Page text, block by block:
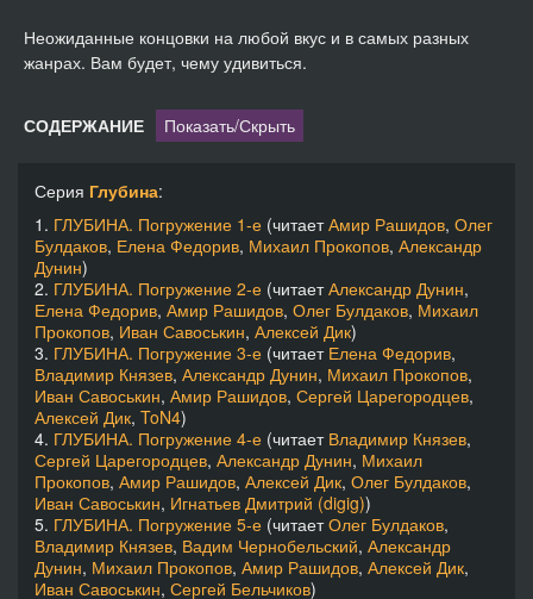
Неожиданные концовки на любой вкус и в самых разных
жанрах. Вам будет, чему удивиться.
СОДЕРЖАНИЕ Показать/Скрыть
Серия Глубина:
1. ГЛУБИНА. Погружение 1-е (читаетАмир Рашидов, Олег
Булдаков, Елена Федорив, Михаил Прокопов, Александр
Дунин)
2. ГЛУБИНА. Погружение 2-е (читаетАлександр Дунин,
Елена Федорив, Амир Рашидов, Олег Булдаков, Михаил
Прокопов, Иван Савоськин, Алексей Дик)
3. ГЛУБИНА. Погружение 3-е (читает Елена Федорив,
Владимир Князев, Александр Дунин, Михаил Прокопов,
Иван Савоськин, Амир Рашидов, Сергей Царегородцев,
Алексей Дик, ToN4)
4. ГЛУБИНА. Погружение 4-е (читает Владимир Князев,
Сергей Царегородцев, Александр Дунин, Михаил
Прокопов, Амир Рашидов, Алексей Дик, Олег Булдаков,
Иван Савоськин, Игнатьев Дмитрий (digig))
5. ГЛУБИНА. Погружение 5-е (читаетОлег Булдаков,
Владимир Князев, Вадим Чернобельский, Александр
Дунин, Михаил Прокопов, Амир Рашидов, Алексей Дик,
Иван Савоськин, Сергей Бельчиков)